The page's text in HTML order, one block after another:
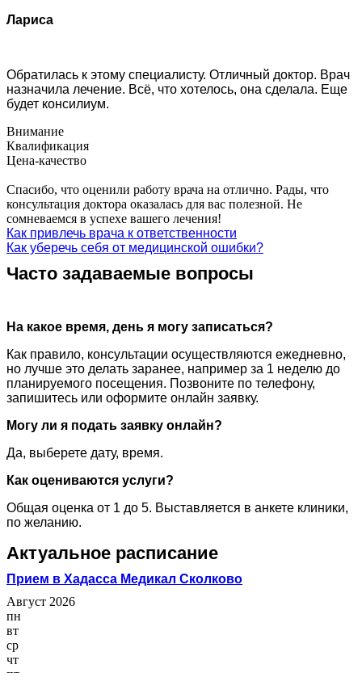
Лариса
Обратилась к этому специалисту. Отличный доктор. Врач
назначила лечение. Всё, что хотелось, она сделала. Еще
будет консилиум.
Внимание
Квалификация
Цена-качество
Спасибо, что оценили работу врача на отлично. Рады, что
консультация доктора оказалась для вас полезной. Не
сомневаемся в успехе вашего лечения!
Как привлечь врача к ответственности
Как уберечь себя от медицинской ошибки?
Часто задаваемые вопросы
На какое время, день я могу записаться?
Как правило, консультации осуществляются ежедневно,
но лучше это делать заранее, например за 1 неделю до
планируемого посещения. Позвоните по телефону,
запишитесь или оформите онлайн заявку.
Могу ли я подать заявку онлайн?
Да, выберете дату, время.
Как оцениваются услуги?
Общая оценка от 1 до 5. Выставляется в анкете клиники,
по желанию.
Актуальное расписание
Прием в Хадасса Медикал Сколково
Август 2026
пн
вт
ср
чт